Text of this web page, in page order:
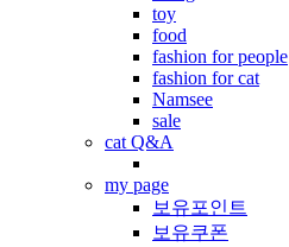
toy
food
fashion for people
fashion for cat
Namsee
sale
cat Q&A
my page
보유포인트
보유쿠폰